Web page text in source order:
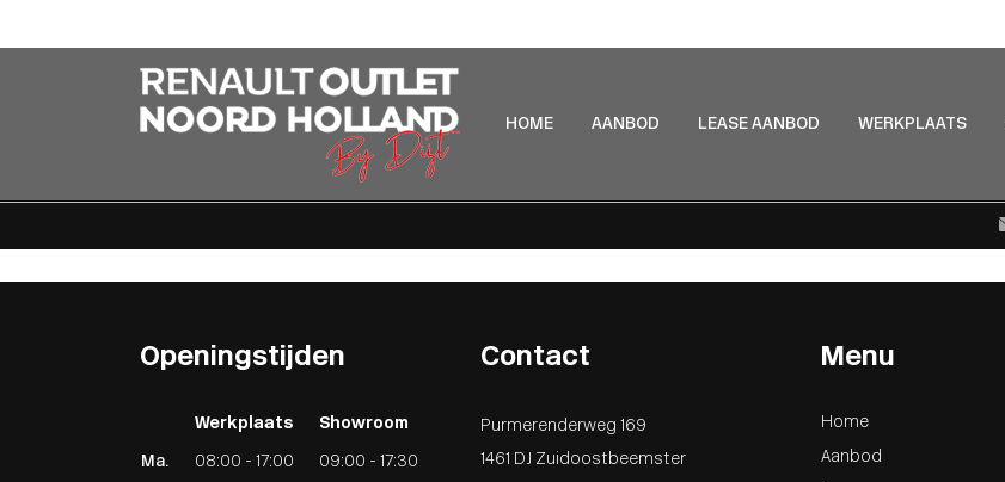
HOME AANBOD LEASE AANBOD WERKPLAATS
Openingstijden
Werkplaats Showroom
Ma. 08:00 - 17:00
09:00 - 17:30
Contact
Purmerenderweg 169
1461 DJ Zuidoostbeemster
Menu
Home
Aanbod